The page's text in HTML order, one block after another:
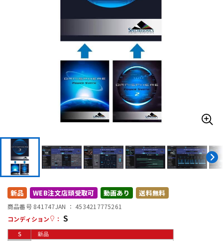
その他楽器
DTM
配信/ライブ機器 楽器アクセサリ
中古 ヴィンテージ
新品 WEB注文店頭受取可 動画あり 送料無料
商品番号 841747JAN ： 4534217775261
コンディション
： S